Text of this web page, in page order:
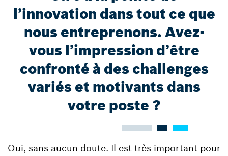
l’innovation dans tout ce que
nous entreprenons. Avez-
vous l’impression d’être
confronté à des challenges
variés et motivants dans
votre poste ?
Oui, sans aucun doute. Il est très important pour